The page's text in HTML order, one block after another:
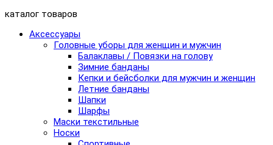
каталог товаров
Аксессуары
Головные уборы для женщин и мужчин
Балаклавы / Повязки на голову
Зимние банданы
Кепки и бейсболки для мужчин и женщин
Летние банданы
Шапки
Шарфы
Маски текстильные
Носки